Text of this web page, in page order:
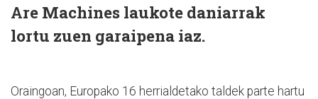
Are Machines laukote daniarrak
lortu zuen garaipena iaz.
Oraingoan, Europako 16 herrialdetako taldek parte hartu